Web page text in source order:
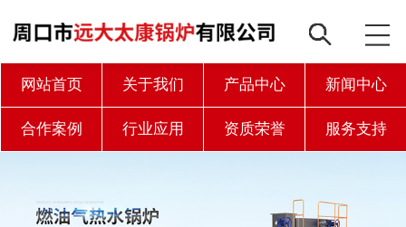
网站首页 关于我们 产品中心 新闻中心
合作案例 行业应用 资质荣誉 服务支持